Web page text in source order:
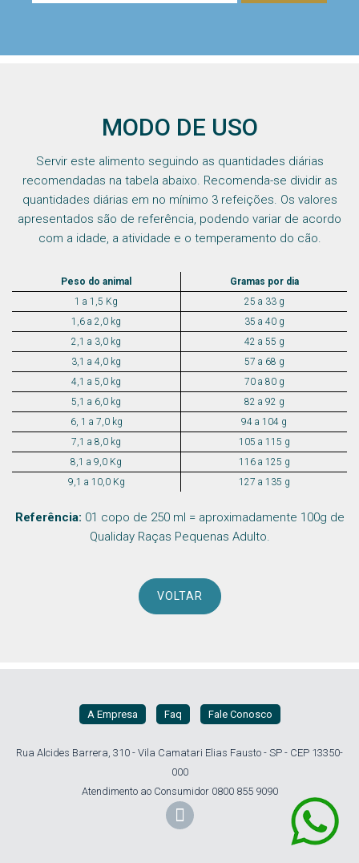
MODO DE USO
Servir este alimento seguindo as quantidades diárias
recomendadas na tabela abaixo. Recomenda-se dividir as
quantidades diárias em no mínimo 3 refeições. Os valores
apresentados são de referência, podendo variar de acordo
com a idade, a atividade e o temperamento do cão.
Peso do animal
Gramas por dia
1 a 1,5 Kg
25 a 33 g
1,6 a 2,0 kg
35 a 40 g
2,1 a 3,0 kg
42 a 55 g
3,1 a 4,0 kg
57 a 68 g
4,1 a 5,0 kg
70 a 80 g
5,1 a 6,0 kg
82 a 92 g
6, 1 a 7,0 kg
94 a 104 g
7,1 a 8,0 kg
105 a 115 g
8,1 a 9,0 Kg
116 a 125 g
9,1 a 10,0 Kg
127 a 135 g
Referência: 01 copo de 250 ml = aproximadamente 100g de
Qualiday Raças Pequenas Adulto.
VOLTAR
A Empresa Faq Fale Conosco
Rua Alcides Barrera, 310 - Vila Camatari Elias Fausto - SP - CEP 13350-
000
Atendimento ao Consumidor 0800 855 9090